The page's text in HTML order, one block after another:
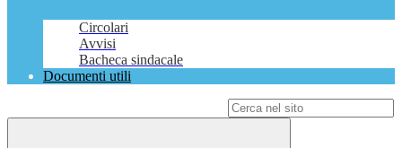
Circolari
Avvisi
Bacheca sindacale
Documenti utili